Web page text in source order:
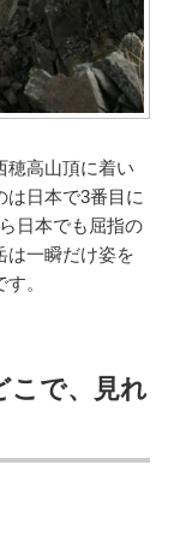
穂高山頂に着い
は日本で3番目に
日本でも屈指の
は一瞬だけ姿を
。
こで、見れ